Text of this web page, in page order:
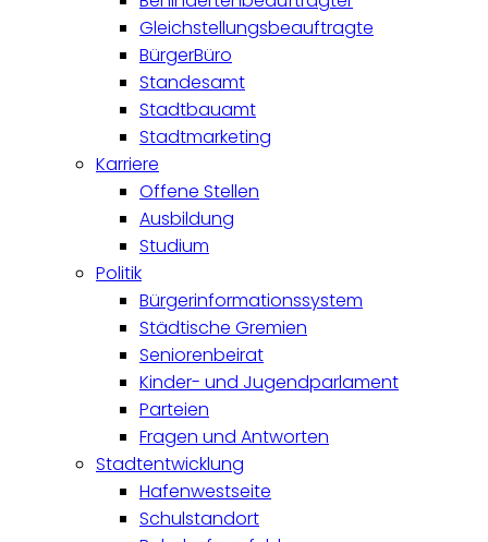
Gleichstellungsbeauftragte
BürgerBüro
Standesamt
Stadtbauamt
Stadtmarketing
Karriere
Offene Stellen
Ausbildung
Studium
Politik
Bürgerinformationssystem
Städtische Gremien
Seniorenbeirat
Kinder- und Jugendparlament
Parteien
Fragen und Antworten
Stadtentwicklung
Hafenwestseite
Schulstandort